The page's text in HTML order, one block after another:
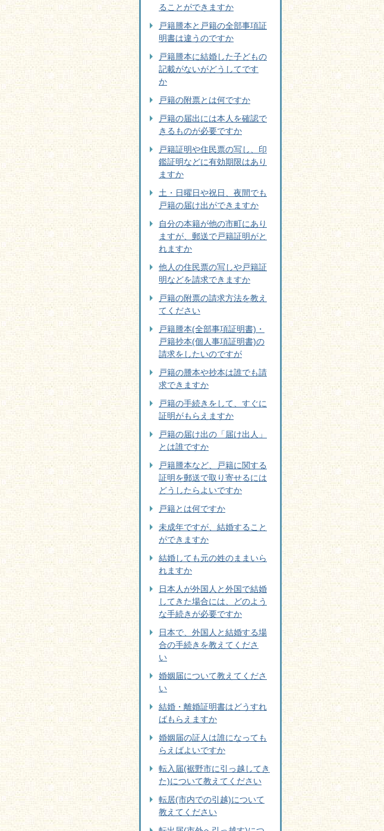
ることができますか
戸籍謄本と戸籍の全部事項証
明書は違うのですか
戸籍謄本に結婚した子どもの
記載がないがどうしてです
か
戸籍の附票とは何ですか
戸籍の届出には本人を確認で
きるものが必要ですか
戸籍証明や住民票の写し、印
鑑証明などに有効期限はあり
ますか
土・日曜日や祝日、夜間でも
戸籍の届け出ができますか
自分の本籍が他の市町にあり
ますが、郵送で戸籍証明がと
れますか
他人の住民票の写しや戸籍証
明などを請求できますか
戸籍の附票の請求方法を教え
てください
戸籍謄本(全部事項証明書)・
戸籍抄本(個人事項証明書)の
請求をしたいのですが
戸籍の謄本や抄本は誰でも請
求できますか
戸籍の手続きをして、すぐに
証明がもらえますか
戸籍の届け出の「届け出人」
とは誰ですか
戸籍謄本など、戸籍に関する
証明を郵送で取り寄せるには
どうしたらよいですか
戸籍とは何ですか
未成年ですが、結婚すること
ができますか
結婚しても元の姓のままいら
れますか
日本人が外国人と外国で結婚
してきた場合には、どのよう
な手続きが必要ですか
日本で、外国人と結婚する場
合の手続きを教えてくださ
い
婚姻届について教えてくださ
い
結婚・離婚証明書はどうすれ
ばもらえますか
婚姻届の証人は誰になっても
らえばよいですか
転入届(裾野市に引っ越してき
た)について教えてください
転居(市内での引越)について
教えてください